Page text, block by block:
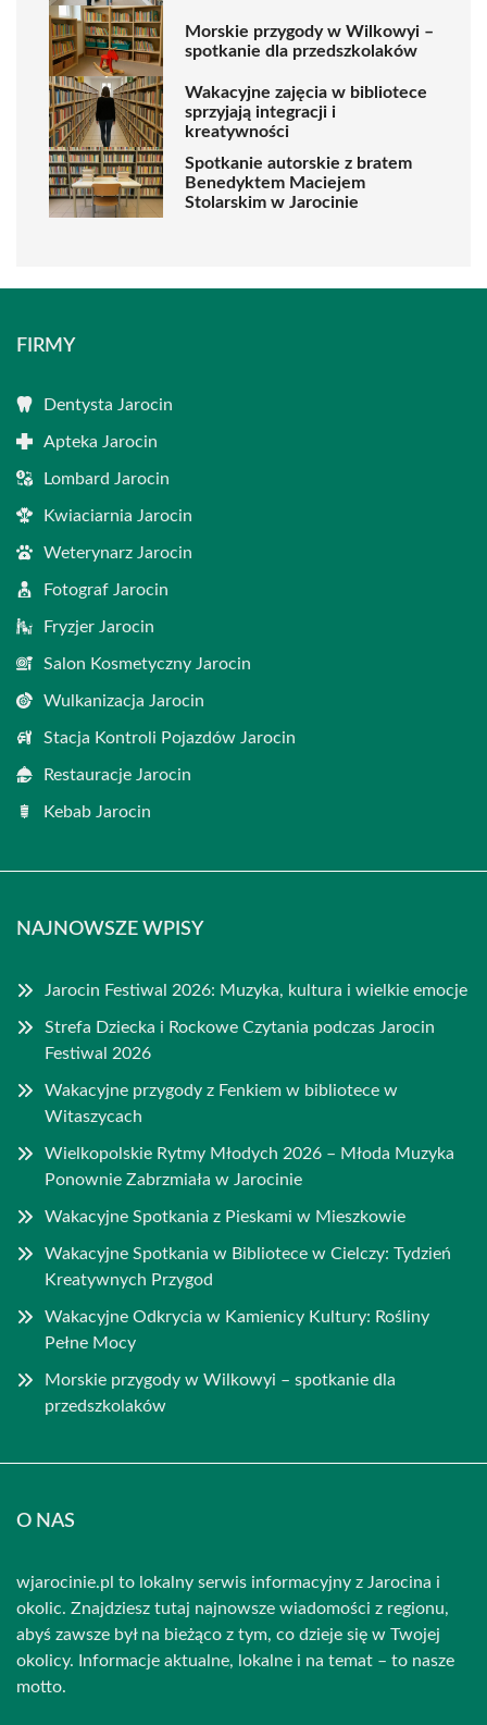
Morskie przygody w Wilkowyi –
spotkanie dla przedszkolaków
Wakacyjne zajęcia w bibliotece
sprzyjają integracji i
kreatywności
Spotkanie autorskie z bratem
Benedyktem Maciejem
Stolarskim w Jarocinie
FIRMY
Dentysta Jarocin
Apteka Jarocin
Lombard Jarocin
Kwiaciarnia Jarocin
Weterynarz Jarocin
Fotograf Jarocin
Fryzjer Jarocin
Salon Kosmetyczny Jarocin
Wulkanizacja Jarocin
Stacja Kontroli Pojazdów Jarocin
Restauracje Jarocin
Kebab Jarocin
NAJNOWSZE WPISY
Jarocin Festiwal 2026: Muzyka, kultura i wielkie emocje
Strefa Dziecka i Rockowe Czytania podczas Jarocin
Festiwal 2026
Wakacyjne przygody z Fenkiem w bibliotece w
Witaszycach
Wielkopolskie Rytmy Młodych 2026 – Młoda Muzyka
Ponownie Zabrzmiała w Jarocinie
Wakacyjne Spotkania z Pieskami w Mieszkowie
Wakacyjne Spotkania w Bibliotece w Cielczy: Tydzień
Kreatywnych Przygod
Wakacyjne Odkrycia w Kamienicy Kultury: Rośliny
Pełne Mocy
Morskie przygody w Wilkowyi – spotkanie dla
przedszkolaków
O NAS
wjarocinie.pl to lokalny serwis informacyjny z Jarocina i
okolic. Znajdziesz tutaj najnowsze wiadomości z regionu,
abyś zawsze był na bieżąco z tym, co dzieje się w Twojej
okolicy. Informacje aktualne, lokalne i na temat – to nasze
motto.